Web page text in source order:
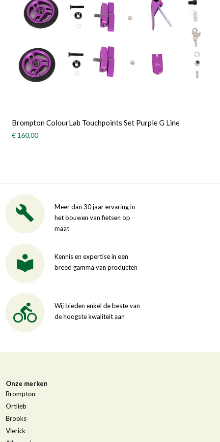
Brompton ColourLab Touchpoints Set Purple G Line
€ 160,00
Meer dan 30 jaar ervaring in
het bouwen van fietsen op
maat
Kennis en expertise in een
breed gamma van producten
Wij bieden enkel de beste van
de hoogste kwaliteit aan
Onze merken
Brompton
Ortlieb
Brooks
Vlerick